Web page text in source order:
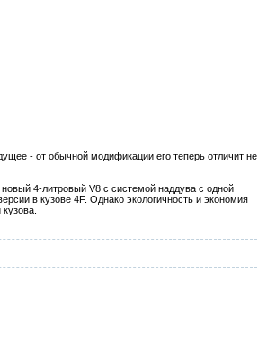
- от обычной модификации его теперь отличит не
4-литровый V8 с системой наддува с одной
в кузове 4F. Однако экологичность и экономия